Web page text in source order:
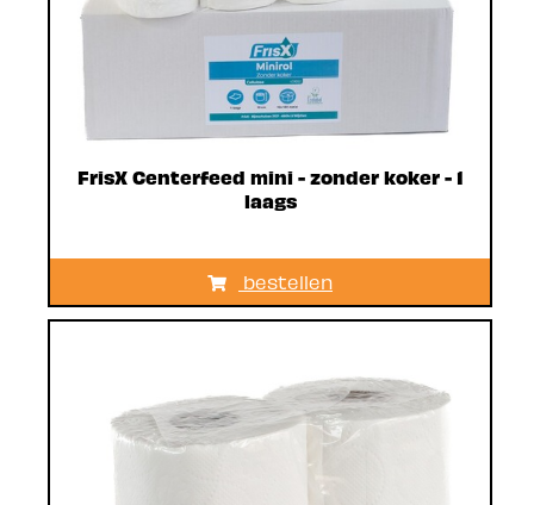
FrisX Centerfeed mini - zonder koker - 1
laags
bestellen